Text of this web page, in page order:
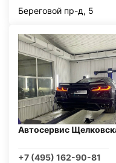
Береговой пр-д, 5
Автосервис
+7 (495) 162-90-81